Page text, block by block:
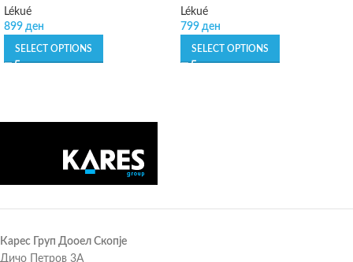
Lékué
899 ден
SELECT OPTIONS
Lékué
799 ден
SELECT OPTIONS
Карес Груп Дооел Скопје
Дичо Петров 3А